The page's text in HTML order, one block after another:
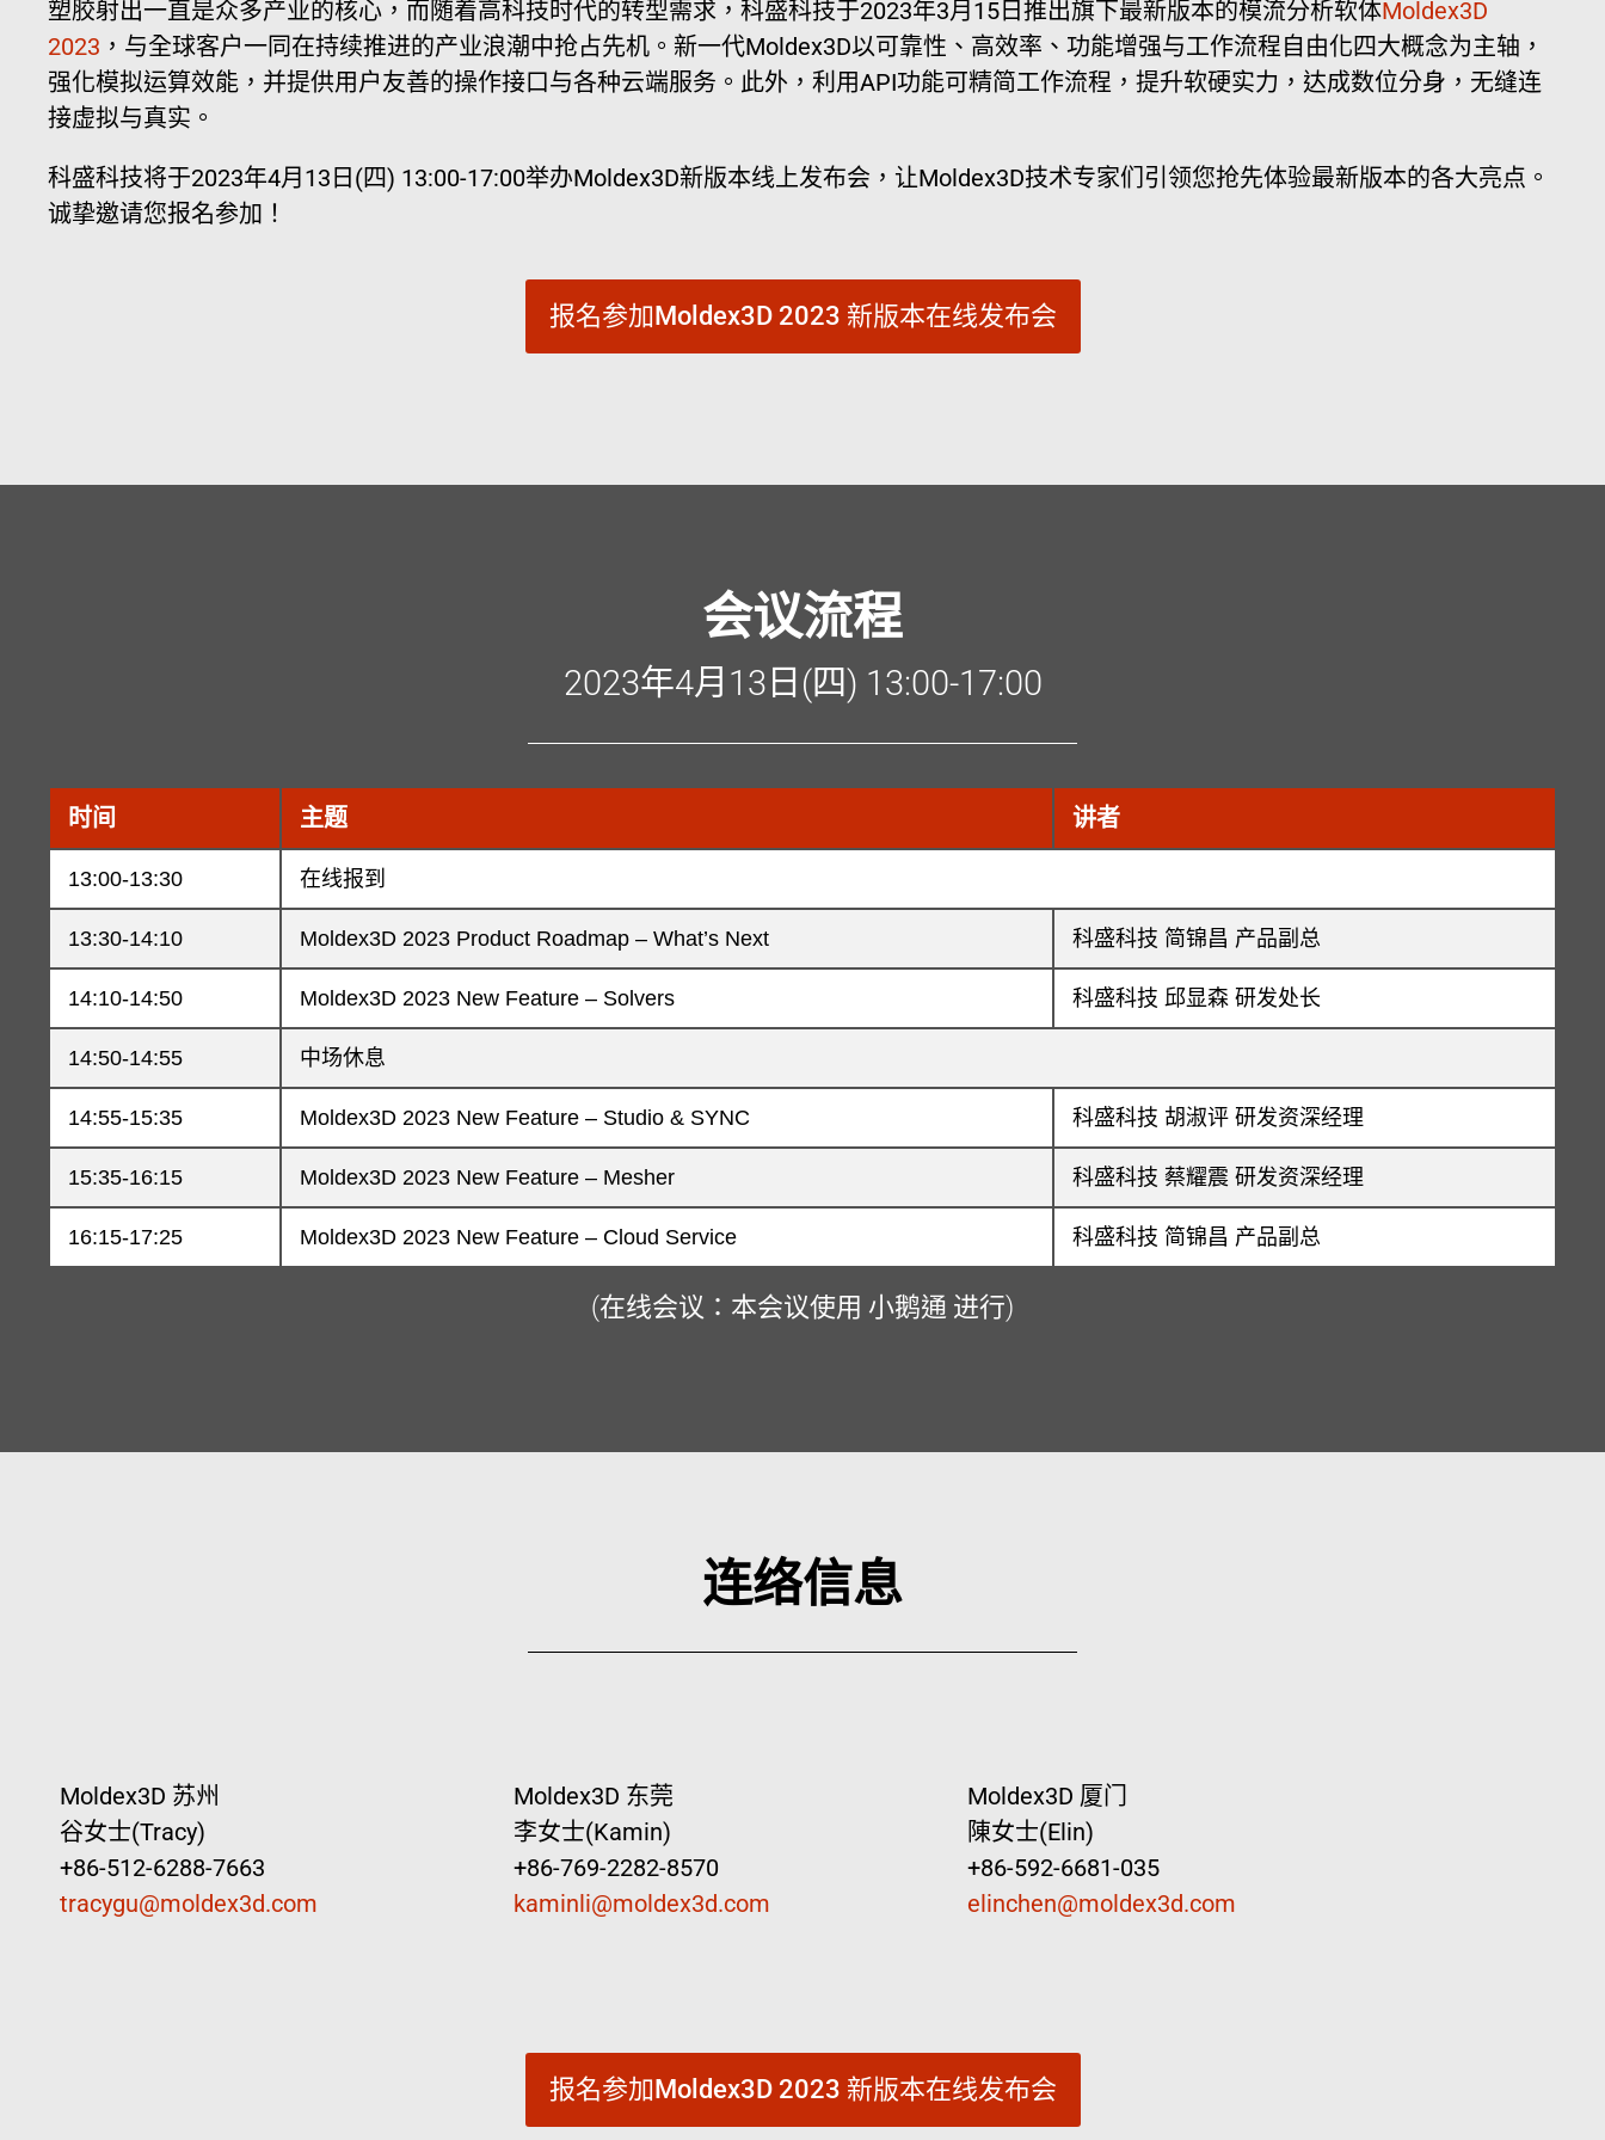
塑胶射出一直是众多产业的核心，而随着高科技时代的转型需求，科盛科技于2023年3月15日推出旗下最新版本的模流分析软体Moldex3D
2023 ，与全球客户一同在持续推进的产业浪潮中抢占先机。新一代Moldex3D以可靠性、高效率、功能增强与工作流程自由化四大概念为主轴，
强化模拟运算效能，并提供用户友善的操作接口与各种云端服务。此外，利用API功能可精简工作流程，提升软硬实力，达成数位分身，无缝连
接虚拟与真实。
科盛科技将于2023年4月13日(四) 13:00-17:00举办Moldex3D新版本线上发布会，让Moldex3D技术专家们引领您抢先体验最新版本的各大亮点。
诚挚邀请您报名参加！
报名参加Moldex3D 2023 新版本在线发布会
会议流程
2023年4月13日(四) 13:00-17:00
时间 主题 讲者
13:00-13:30 在线报到
13:30-14:10 Moldex3D 2023 Product Roadmap – What’s Next 科盛科技 简锦昌 产品副总
14:10-14:50 Moldex3D 2023 New Feature – Solvers 科盛科技 邱显森 研发处长
14:50-14:55 中场休息
14:55-15:35 Moldex3D 2023 New Feature – Studio & SYNC 科盛科技 胡淑评 研发资深经理
15:35-16:15 Moldex3D 2023 New Feature – Mesher 科盛科技 蔡耀震 研发资深经理
16:15-17:25 Moldex3D 2023 New Feature – Cloud Service 科盛科技 简锦昌 产品副总
(在线会议：本会议使用 小鹅通 进行)
连络信息
Moldex3D 苏州
谷女士(Tracy)
+86-512-6288-7663
tracygu@moldex3d.com
Moldex3D 东莞
李女士(Kamin)
+86-769-2282-8570
kaminli@moldex3d.com
Moldex3D 厦门
陳女士(Elin)
+86-592-6681-035
elinchen@moldex3d.com
报名参加Moldex3D 2023 新版本在线发布会